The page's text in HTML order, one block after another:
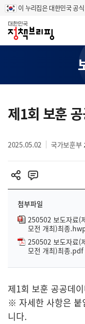
이 누리집은 대한민국 공
홈
텐
츠
역
제1회 보훈
2025.05.02 국가보훈부
첨부파일
250502 보도자료(
모전 개최)최종
250502 보도자료(
모전 개최)최종.pdf
제1회 보훈 공공데
※ 자세한 사항은 붙
니다.